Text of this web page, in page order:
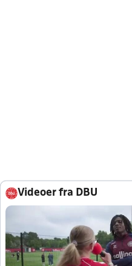
Videoer fra DBU